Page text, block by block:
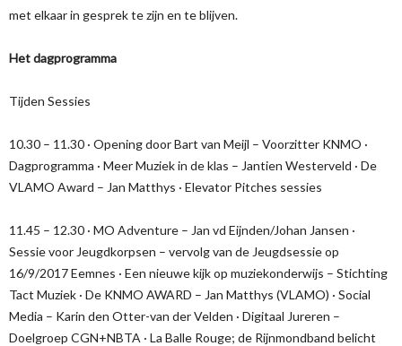
met elkaar in gesprek te zijn en te blijven.
Het dagprogramma
Tijden Sessies
10.30 – 11.30 · Opening door Bart van Meijl – Voorzitter KNMO ·
Dagprogramma · Meer Muziek in de klas – Jantien Westerveld · De
VLAMO Award – Jan Matthys · Elevator Pitches sessies
11.45 – 12.30 · MO Adventure – Jan vd Eijnden/Johan Jansen ·
Sessie voor Jeugdkorpsen – vervolg van de Jeugdsessie op
16/9/2017 Eemnes · Een nieuwe kijk op muziekonderwijs – Stichting
Tact Muziek · De KNMO AWARD – Jan Matthys (VLAMO) · Social
Media – Karin den Otter-van der Velden · Digitaal Jureren –
Doelgroep CGN+NBTA · La Balle Rouge; de Rijnmondband belicht